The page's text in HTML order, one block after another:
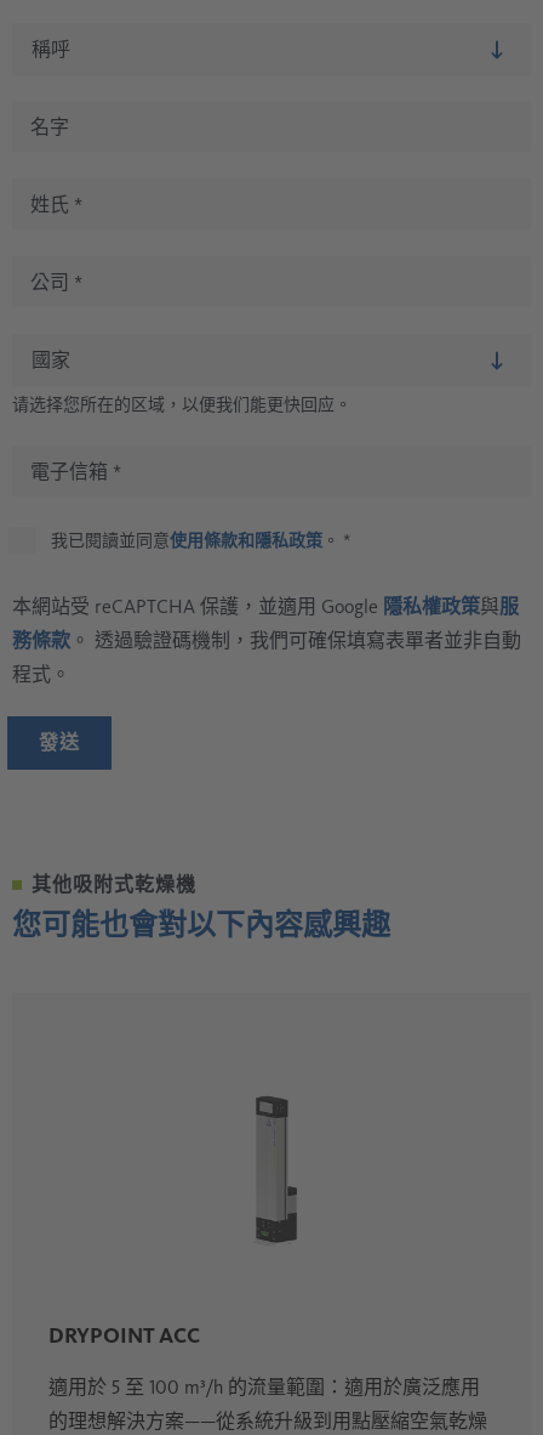
名字
姓氏 *
公司 *
请选择您所在的区域，以便我们能更快回应。
電子信箱 *
我已閱讀並同意使用條款和隱私政策 。 *
本網站受 reCAPTCHA 保護，並適用 Google 隱私權政策與服
務條款 。 透過驗證碼機制，我們可確保填寫表單者並非自動
程式。
發送
其他吸附式乾燥機
您可能也會對以下內容感興趣
DRYPOINT ACC
適用於 5 至 100 m³/h 的流量範圍：適用於廣泛應用
的理想解決方案——從系統升級到用點壓縮空氣乾燥